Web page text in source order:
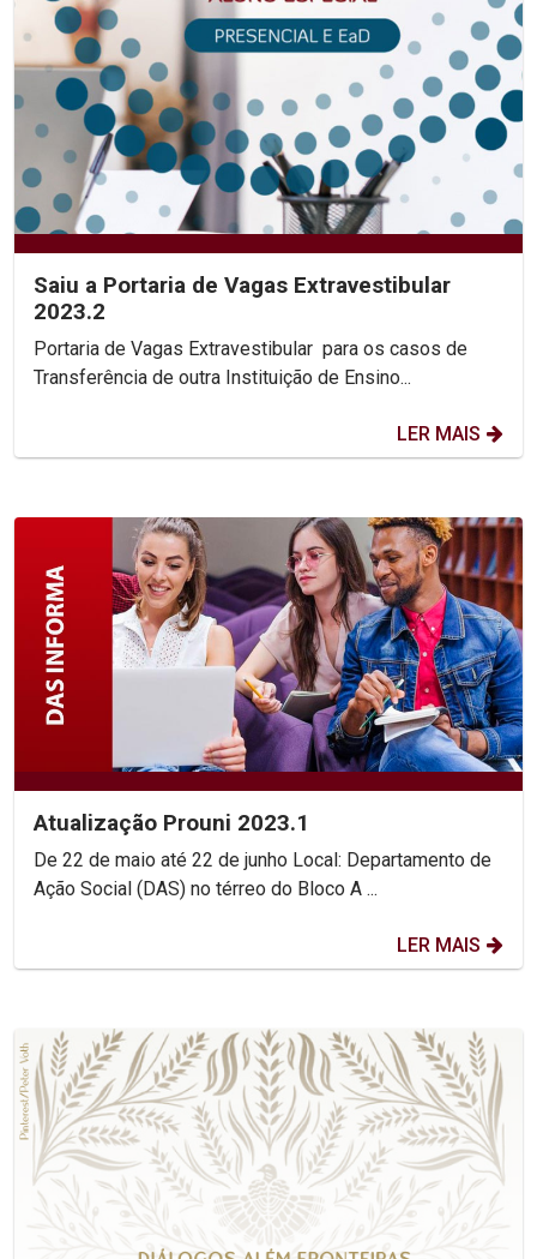
Saiu a Portaria de Vagas Extravestibular
2023.2
Portaria de Vagas Extravestibular para os casos de
Transferência de outra Instituição de Ensino...
LER MAIS
Atualização Prouni 2023.1
De 22 de maio até 22 de junho Local: Departamento de
Ação Social (DAS) no térreo do Bloco A ...
LER MAIS